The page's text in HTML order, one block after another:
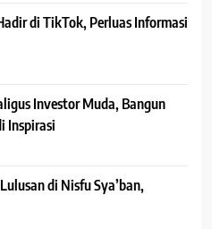
di TikTok, Perluas Informasi
Investor Muda, Bangun
Inspirasi
di Nisfu Sya’ban,